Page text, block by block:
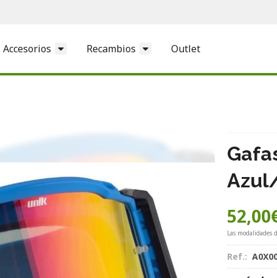
Accesorios Recambios Outlet
52,00
Las modalidades
Ref.: